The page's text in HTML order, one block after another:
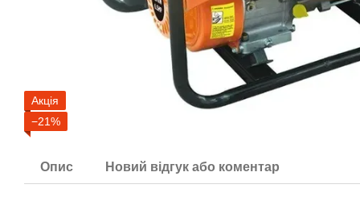
Акція
−21%
Опис Новий відгук або коментар